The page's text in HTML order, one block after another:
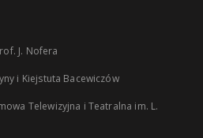
J. Nofera
i Kiejstuta Bacewiczów
Telewizyjna i Teatralna im. L.